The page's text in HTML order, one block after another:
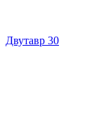
Двутавр 30